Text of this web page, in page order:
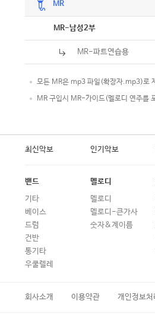
MR
MR-남성2부
MR-파트연습용
모든 MR은 mp3 파일(확장자.mp3)로
MR 구입시 MR-가이드(멜로디 연주를
최신악보 인기악보
밴드
기타
베이스
드럼
건반
통기타
우쿨렐레
멜로디
멜로디
멜로디-큰가사
숫자&계이름
회사소개 이용약관 개인정보처